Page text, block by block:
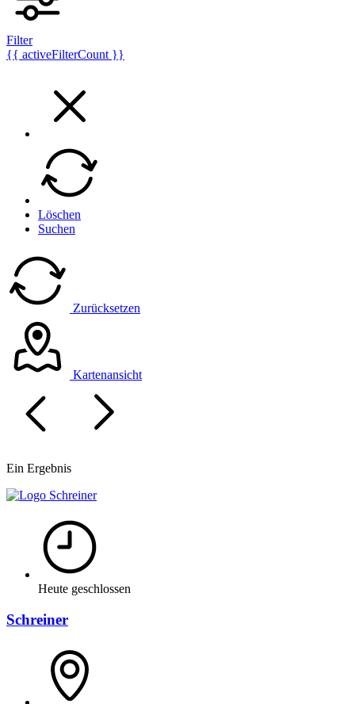
Filter
{{ activeFilterCount }}
Löschen
Suchen
Zurücksetzen
Kartenansicht
Ein Ergebnis
Heute geschlossen
Schreiner